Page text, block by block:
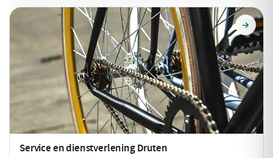
Service en dienstverleningDruten